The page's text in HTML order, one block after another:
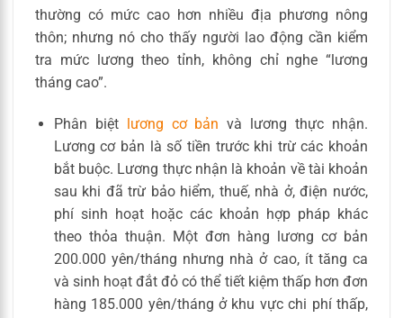
thường có mức cao hơn nhiều địa phương nông
thôn; nhưng nó cho thấy người lao động cần kiểm
tra mức lương theo tỉnh, không chỉ nghe “lương
tháng cao”.
Phân biệt lương cơ bản và lương thực nhận.
Lương cơ bản là số tiền trước khi trừ các khoản
bắt buộc. Lương thực nhận là khoản về tài khoản
sau khi đã trừ bảo hiểm, thuế, nhà ở, điện nước,
phí sinh hoạt hoặc các khoản hợp pháp khác
theo thỏa thuận. Một đơn hàng lương cơ bản
200.000 yên/tháng nhưng nhà ở cao, ít tăng ca
và sinh hoạt đắt đỏ có thể tiết kiệm thấp hơn đơn
hàng 185.000 yên/tháng ở khu vực chi phí thấp,